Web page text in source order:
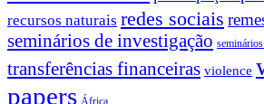
recursos naturais redes sociais
seminários de investigação
transferências financeiras violence
papers África